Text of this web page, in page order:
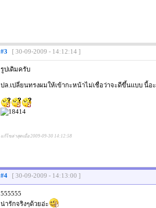
#3 [ 30-09-2009 - 14:12:14 ]
รูปเดิมครับ
ปล.เปลี่ยนทรงผมให้เข้ากะหน้าไม่เชื่อว่าจะดีขึ้นแบบ นี้อะ
แก้ไขล่าสุดเมื่อ 2009-09-30 14:12:58
#4 [ 30-09-2009 - 14:13:00 ]
555555
น่ารักจริงๆด้วยอ่ะ